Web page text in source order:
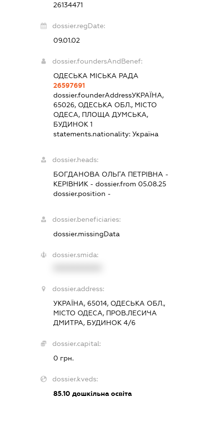
26134471
dossier.regDate:
09.01.02
dossier.foundersAndBenef:
ОДЕСЬКА МІСЬКА РАДА
26597691
dossier.founderAddressУКРАЇНА,
65026, ОДЕСЬКА ОБЛ., МІСТО
ОДЕСА, ПЛОЩА ДУМСЬКА,
БУДИНОК 1
statements.nationality: Україна
dossier.heads:
БОГДАНОВА ОЛЬГА ПЕТРІВНА -
КЕРІВНИК - dossier.from 05.08.25
dossier.position -
dossier.beneficiaries:
dossier.missingData
dossier.smida:
dossier.address:
УКРАЇНА, 65014, ОДЕСЬКА ОБЛ.,
МІСТО ОДЕСА, ПРОВ.ЛЕСИЧА
ДМИТРА, БУДИНОК 4/6
dossier.capital:
0 грн.
dossier.kveds:
85.10дошкільна освіта